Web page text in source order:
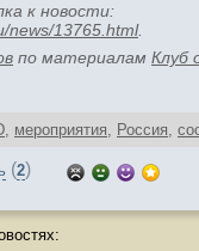
к новости:
news/13765.html.
по материалам Клуб
, мероприятия, Россия,
(2)